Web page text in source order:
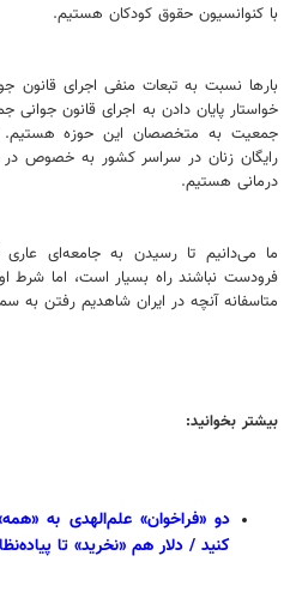
با کنوانسیون حقوق کودکان هستیم.
بارها نسبت به تبعات منفی اجرای قانون
خواستار پایان دادن به اجرای قانون
جمعیت به متخصصان این حوزه هستیم.
رایگان زنان در سراسر کشور به خصوص در
درمانی هستیم.
ما می‌دانیم تا رسیدن به جامعه‌ای عاری
فرودست نباشند راه بسیار است، اما
متاسفانه آنچه در ایران شاهدیم رفتن
بیشتر بخوانید:
دو «فراخوان» علم‌الهدی به
کنید / دلار هم «نخرید» تا